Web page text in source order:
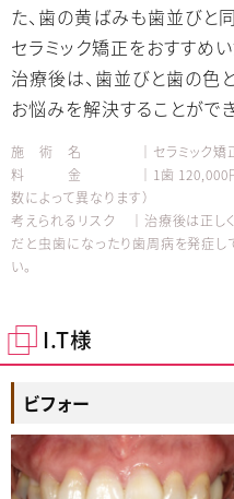
た、歯の黄ばみも歯並びと
セラミック矯正をおすすめい
治療後は、歯並びと歯の色
お悩みを解決することがで
施 術 名 │セラミック矯
料 金 │1歯 120,000円～
数によって異なります）
考えられるリスク │治療後は正し
だと虫歯になったり歯周病を発症し
い。
I.T様
ビフォー